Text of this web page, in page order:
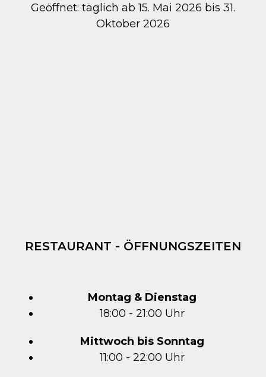
Geöffnet: täglich ab 15. Mai 2026 bis 31.
Oktober 2026
RESTAURANT - ÖFFNUNGSZEITEN
Montag & Dienstag
18:00 - 21:00 Uhr
Mittwoch bis Sonntag
11:00 - 22:00 Uhr